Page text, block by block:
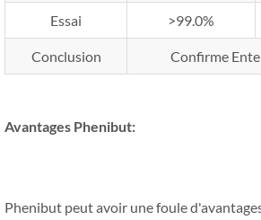
Essai >99.0%
Conclusion Confirme
Avantages Phenibut:
Phenibut peut avoir une foule